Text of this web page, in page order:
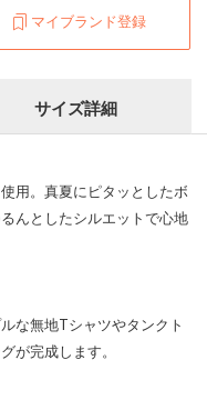
マイブランド登録
サイズ詳細
用。真夏にピタッとしたボ
んとしたシルエットで心地
な無地Tシャツやタンクト
が完成します。